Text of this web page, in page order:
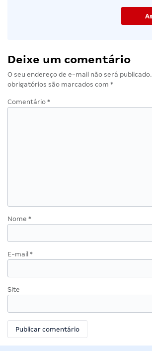
Deixe um comentário
O seu endereço de e-mail não será publicado.
obrigatórios são marcados com *
Comentário *
Nome *
E-mail *
Site